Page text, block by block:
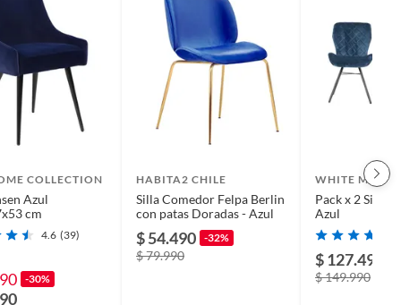
COLLECTION
Azul
cm
4.6 (39)
-30%
HABITA2 CHILE
Silla Comedor Felpa Berlin
con patas Doradas - Azul
$ 54.490 -32%
$ 79.990
WHITE
Pack x 2 Sillas
Azul
$ 127.490
$ 149.990